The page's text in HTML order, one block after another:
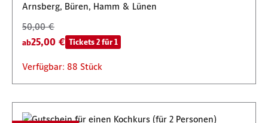
Arnsberg, Büren, Hamm & Lünen
50,00 €
ab25,00 € Tickets 2 für 1
Verfügbar: 88 Stück